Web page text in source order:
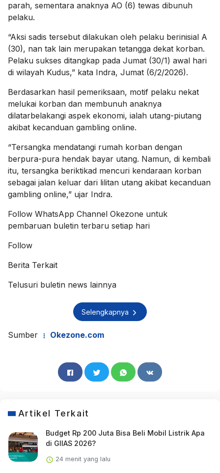
parah, sementara anaknya AO (6) tewas dibunuh
pelaku.
“Aksi sadis tersebut dilakukan oleh pelaku berinisial A
(30), nan tak lain merupakan tetangga dekat korban.
Pelaku sukses ditangkap pada Jumat (30/1) awal hari
di wilayah Kudus,” kata Indra, Jumat (6/2/2026).
Berdasarkan hasil pemeriksaan, motif pelaku nekat
melukai korban dan membunuh anaknya
dilatarbelakangi aspek ekonomi, ialah utang-piutang
akibat kecanduan gambling online.
“Tersangka mendatangi rumah korban dengan
berpura-pura hendak bayar utang. Namun, di kembali
itu, tersangka beriktikad mencuri kendaraan korban
sebagai jalan keluar dari lilitan utang akibat kecanduan
gambling online,” ujar Indra.
Follow WhatsApp Channel Okezone untuk
pembaruan buletin terbaru setiap hari
Follow
Berita Terkait
Telusuri buletin news lainnya
Selengkapnya
Sumber Okezone.com
Artikel Terkait
Budget Rp 200 Juta Bisa Beli Mobil Listrik Apa
di GIIAS 2026?
24 menit yang lalu